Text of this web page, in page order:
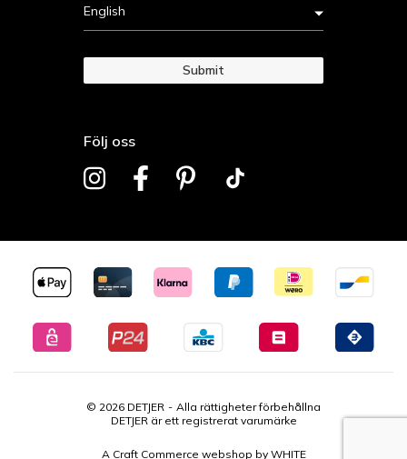
English
Submit
Följ oss
© 2026 DETJER
Alla rättigheter förbehållna
DETJER är ett registrerat varumärke
A Craft Commerce webshop by WHITE